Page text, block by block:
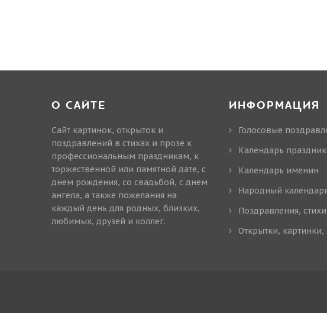
О САЙТЕ
Сайт картинок, открыток и
поздравлений в стихах и прозе к
профессиональным праздникам, к
торжественной или памятной дате, с
днем рождения, со свадьбой, с днем
ангела, а также пожелания на
каждый день для родных, близких,
любимых, друзей и коллег.
ИНФОРМАЦИЯ
Голосовые
Календарь
Календарь именин
Народный
Поздравления,
Открытки,